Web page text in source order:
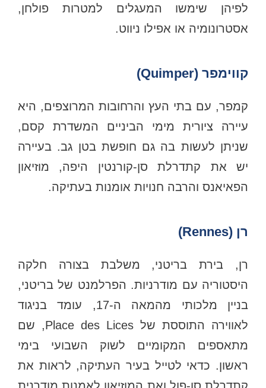
לפיהן שימשו המעגלים למטרות פולחן,
אסטרונומיה או אפילו ניווט.
קווימפר (Quimper)
קמפר, עם בתי העץ והרחובות המרוצפים, היא
עיירה ציורית מימי הביניים המשדרת קסם,
שניתן לעשות בה גם חופשת בטן גב. בעיירה
יש את קתדרלת סן-קורנטין היפה, מוזיאון
הפאיאנס והרבה חנויות אומנות בעתיקה.
רן (Rennes)
רן, בירת בריטני, משלבת בצורה חלקה
היסטוריה עם מודרניות. הפרלמנט של בריטני,
בניין מלכותי מהמאה ה-17, עומד בניגוד
לאווירה התוססת של Place des Lices, שם
מתאספים המקומיים לשוק השבועי בימי
ראשון. כדאי לטייל בעיר העתיקה, לראות את